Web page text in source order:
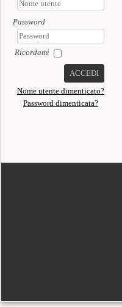
Password
Ricordami
ACCEDI
Nome utente dimenticato?
Password dimenticata?